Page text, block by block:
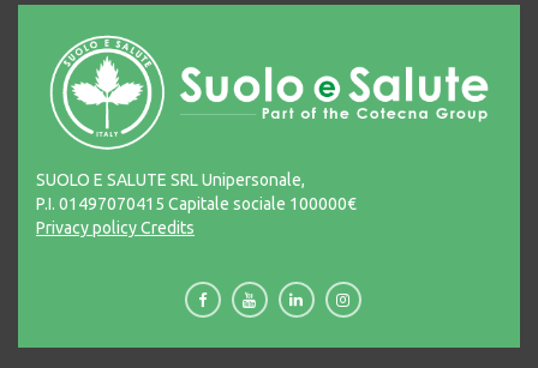
SUOLO E SALUTE SRL Unipersonale,
P.I. 01497070415 Capitale sociale 100000€
Privacy policyCredits